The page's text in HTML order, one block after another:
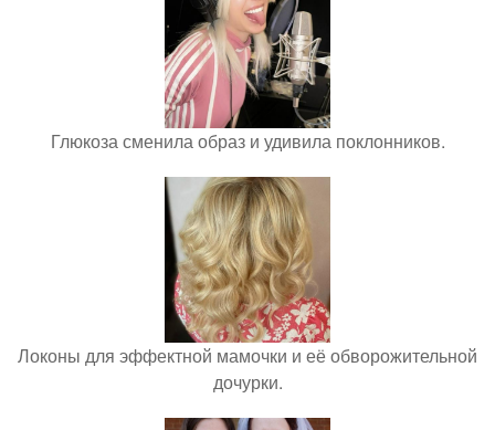
Глюкоза сменила образ и удивила поклонников.
Локоны для эффектной мамочки и её обворожительной
дочурки.